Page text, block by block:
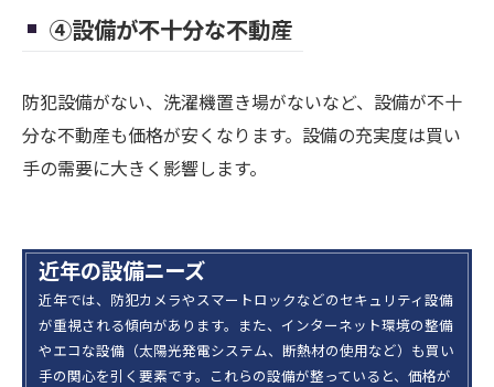
④設備が不十分な不動産
防犯設備がない、洗濯機置き場がないなど、設備が不十
分な不動産も価格が安くなります。設備の充実度は買い
手の需要に大きく影響します。
近年の設備ニーズ
近年では、防犯カメラやスマートロックなどのセキュリティ設備
が重視される傾向があります。また、インターネット環境の整備
やエコな設備（太陽光発電システム、断熱材の使用など）も買い
手の関心を引く要素です。これらの設備が整っていると、価格が